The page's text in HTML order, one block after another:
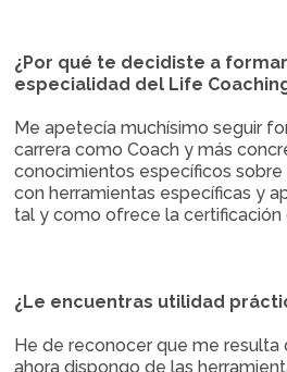
¿Por qué te decidiste a
especialidad del Life
Me apetecía muchísimo seguir
carrera como Coach y más
conocimientos específicos sobre
con herramientas específicas y
tal y como ofrece la certificación
¿Le encuentras utilidad
He de reconocer que me resulta
ahora dispongo de las